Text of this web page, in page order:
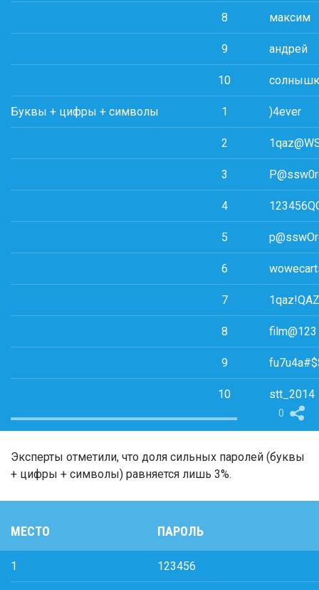
8 максим
9 андрей
10
Буквы + цифры + символы 1 )4ever
2
3
4
5
6
7 1qaz!QAZ
8 film@123
9
10 stt_2014
0
Эксперты отметили, что доля сильных паролей (буквы
+ цифры + символы) равняется лишь 3%.
МЕСТО ПАРОЛЬ
1 123456